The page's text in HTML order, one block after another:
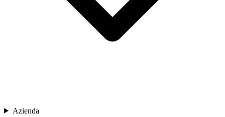
Azienda